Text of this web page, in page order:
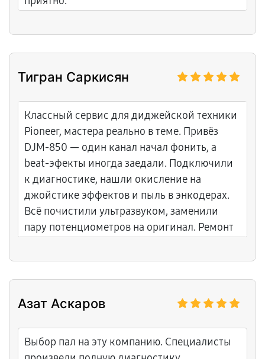
Тигран Саркисян
Классный сервис для диджейской техники
Pioneer, мастера реально в теме. Привёз
DJM-850 — один канал начал фонить, а
beat-эфекты иногда заедали. Подключили
к диагностике, нашли окисление на
джойстике эффектов и пыль в энкодерах.
Всё почистили ультразвуком, заменили
пару потенциометров на оригинал. Ремонт
накруток. Теперь звук чистый, эффекты
Pioneer.
Азат Аскаров
Выбор пал на эту компанию. Специалисты